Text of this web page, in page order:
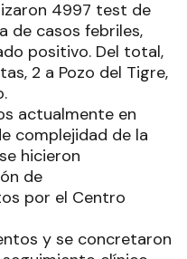
4997 test de
de casos febriles,
positivo. Del total,
2 a Pozo del Tigre,
actualmente en
complejidad de la
hicieron
de
por el Centro
y se concretaron